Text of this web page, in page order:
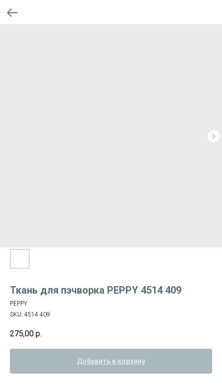
Ткань для пэчворка PEPPY 4514 409
PEPPY
SKU: 4514 409
275,00 р.
Добавить в корзину